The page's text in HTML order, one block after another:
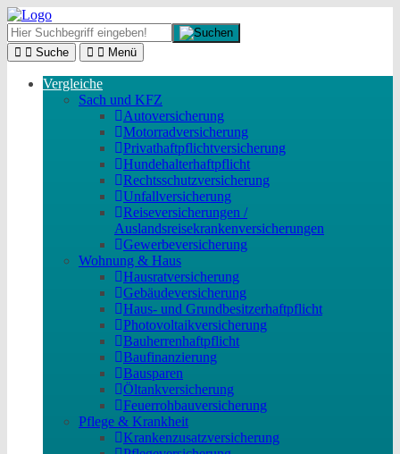
Suche Menü
Vergleiche
Sach und KFZ
Autoversicherung
Motorradversicherung
Privathaftpflichtversicherung
Hundehalterhaftpflicht
Rechtsschutzversicherung
Unfallversicherung
Reiseversicherungen /
Auslandsreisekrankenversicherungen
Gewerbeversicherung
Wohnung & Haus
Hausratversicherung
Gebäudeversicherung
Haus- und Grundbesitzerhaftpflicht
Photovoltaikversicherung
Bauherrenhaftpflicht
Baufinanzierung
Bausparen
Öltankversicherung
Feuerrohbauversicherung
Pflege & Krankheit
Krankenzusatzversicherung